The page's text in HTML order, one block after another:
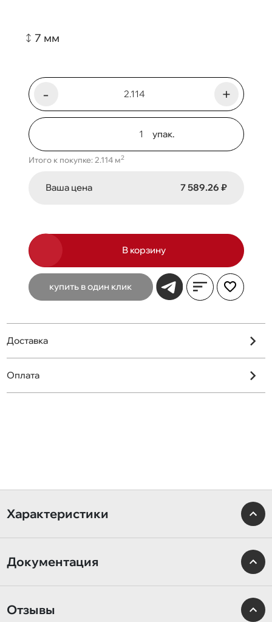
- +
упак.
Итого к покупке: 2.114 м2
Ваша цена 7 589.26 ₽
В корзину
купить в один клик
Доставка
Оплата
7 мм
Характеристики
Документация
Отзывы